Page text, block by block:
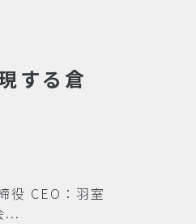
する倉
CEO：羽室
...